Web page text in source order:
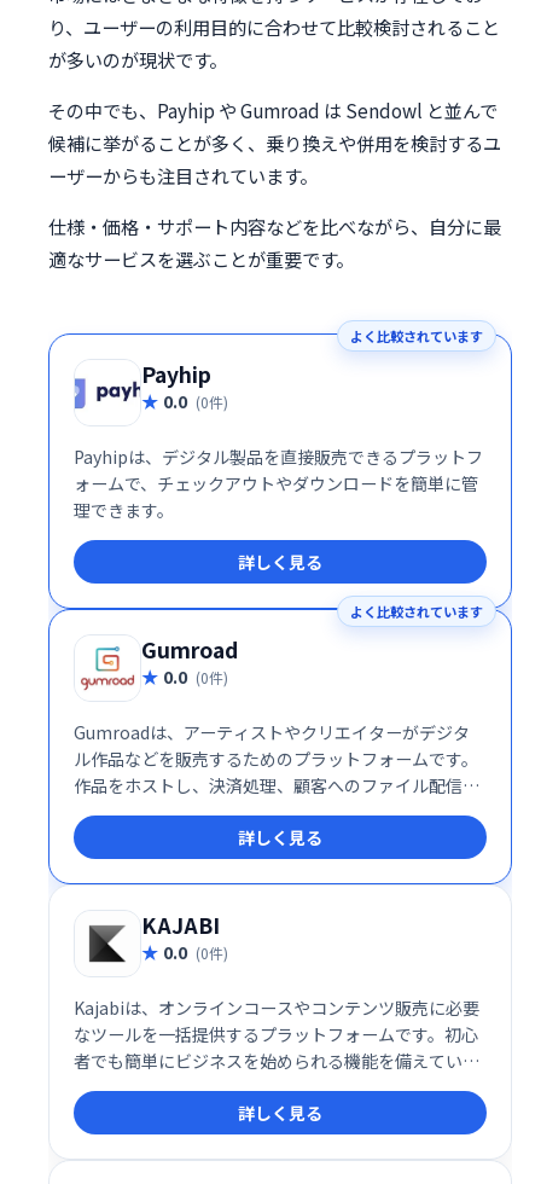
り、ユーザーの利用目的に合わせて比較検討されること
が多いのが現状です。
その中でも、Payhip や Gumroad は Sendowl と並んで
候補に挙がることが多く、乗り換えや併用を検討するユ
ーザーからも注目されています。
仕様・価格・サポート内容などを比べながら、自分に最
適なサービスを選ぶことが重要です。
よく比較されています
Payhip
0.0 (0件)
Payhipは、デジタル製品を直接販売できるプラットフ
ォームで、チェックアウトやダウンロードを簡単に管
理できます。
詳しく見る
よく比較されています
Gumroad
0.0 (0件)
Gumroadは、アーティストやクリエイターがデジタ
ル作品などを販売するためのプラットフォームです。
作品をホストし、決済処理、顧客へのファイル配信ま
でをワンストップで提供。複雑な手続きなしに、簡単
に作品販売を始め、収益を得ることができます。クリ
エイターの活動をサポートし、ファンと直接繋がるた
めの理想的なサービスです。
詳しく見る
KAJABI
0.0 (0件)
Kajabiは、オンラインコースやコンテンツ販売に必要
なツールを一括提供するプラットフォームです。初心
者でも簡単にビジネスを始められる機能を備えていま
す。
詳しく見る